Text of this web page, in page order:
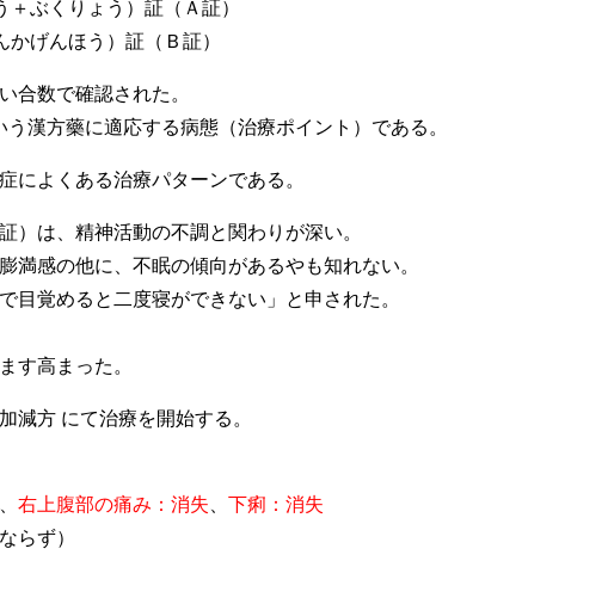
ぶくりょう）証（Ａ証）
げんほう）証（Ｂ証）
合数で確認された。
漢方藥に適応する病態（治療ポイント）である。
によくある治療パターンである。
）は、精神活動の不調と関わりが深い。
満感の他に、不眠の傾向があるやも知れない。
目覚めると二度寝ができない」と申された。
す高まった。
減方 にて治療を開始する。
右上腹部の痛み：消失
下痢：消失
らず）